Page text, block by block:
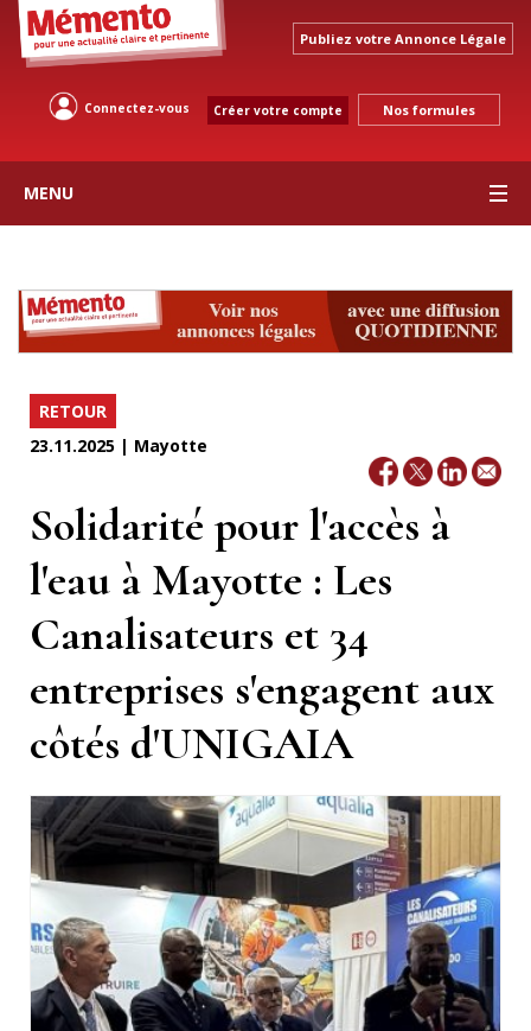
Publiez votre Annonce Légale
Connectez-vous Créer votre compte Nos formules
MENU
RETOUR
23.11.2025 | Mayotte
Solidarité pour l'accès à
l'eau à Mayotte : Les
Canalisateurs et 34
entreprises s'engagent aux
côtés d'UNIGAIA